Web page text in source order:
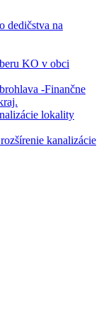
dedičstva na
KO v obci
-Finančne
lokality
kanalizácie